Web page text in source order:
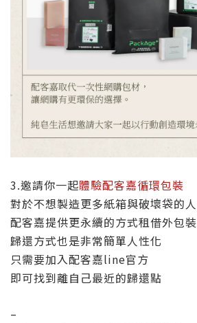
3.邀請你一起體驗配客嘉循環包裝
對於不想製造更多紙箱與破壞袋的人
配客嘉提供更永續的方式租借外包裝
歸還方式也是非常簡單人性化
只需要加入配客嘉line官方
即可找到離自己最近的歸還點
–